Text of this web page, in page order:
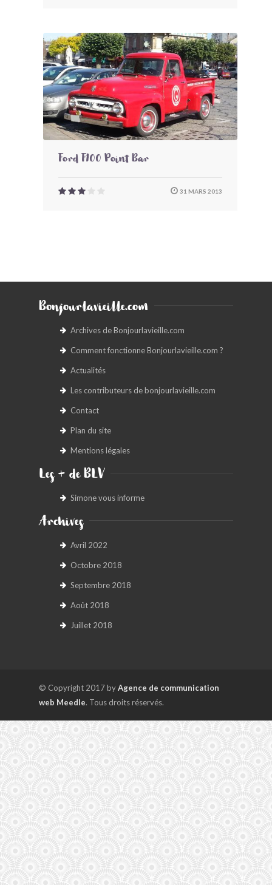
Ford F100 Point Bar
31 MARS 2013
Bonjourlavieille.com
Archives de Bonjourlavieille.com
Comment fonctionne Bonjourlavieille.com ?
Actualités
Les contributeurs de bonjourlavieille.com
Contact
Plan du site
Mentions légales
Les + de BLV
Simone vous informe
Archives
Avril 2022
Octobre 2018
Septembre 2018
Août 2018
Juillet 2018
© Copyright 2017 byAgence de communication
web Meedle. Tous droits réservés.